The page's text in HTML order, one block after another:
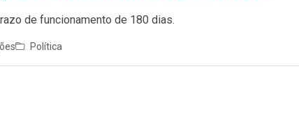
de funcionamento de 180 dias.
Política